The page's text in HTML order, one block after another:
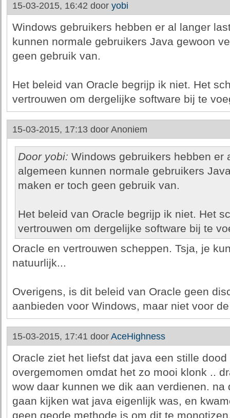
15-03-2015, 16:42 door yobi
Windows gebruikers hebben er al langer
kunnen normale gebruikers Java gewoon
geen gebruik van.
Het beleid van Oracle begrijp ik niet. Het
vertrouwen om dergelijke software bij te
15-03-2015, 17:13 door Anoniem
Door yobi: Windows gebruikers hebben er
algemeen kunnen normale gebruikers
maken er toch geen gebruik van.
Het beleid van Oracle begrijp ik niet. Het
vertrouwen om dergelijke software bij te
Oracle en vertrouwen scheppen. Tsja, je
natuurlijk...
Overigens, is dit beleid van Oracle geen
aanbieden voor Windows, maar niet voor
15-03-2015, 17:41 door AceHighness
Oracle ziet het liefst dat java een stille
overgemomen omdat het zo mooi klonk ..
wow daar kunnen we dik aan verdienen.
gaan kijken wat java eigenlijk was, en
geen geode methode is om dit te